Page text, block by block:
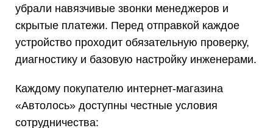
убрали навязчивые звонки менеджеров и
скрытые платежи. Перед отправкой каждое
устройство проходит обязательную проверку,
диагностику и базовую настройку инженерами.
Каждому покупателю интернет-магазина
«Автолось» доступны честные условия
сотрудничества: